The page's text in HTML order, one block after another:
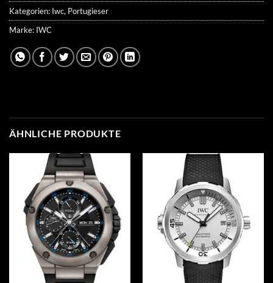
Kategorien: Iwc, Portugieser
Marke: IWC
ÄHNLICHE PRODUKTE